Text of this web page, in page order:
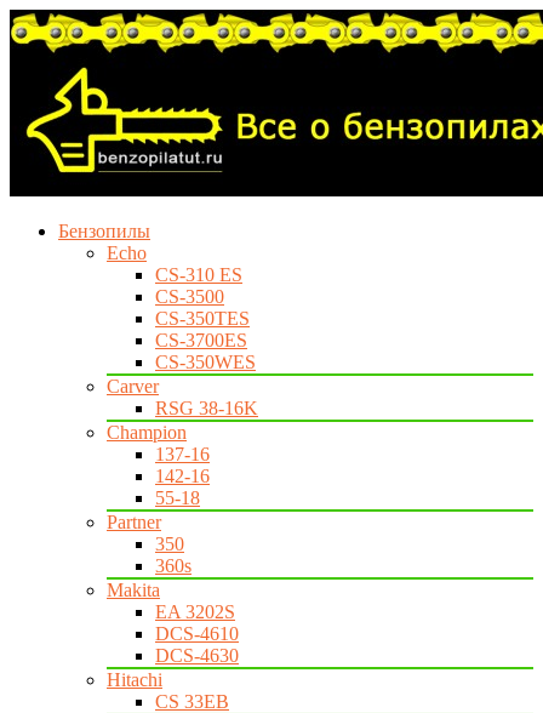
Бензопилы
Echo
CS-310 ES
CS-3500
CS-350TES
CS-3700ES
CS-350WES
Carver
RSG 38-16K
Champion
137-16
142-16
55-18
Partner
350
360s
Makita
EA 3202S
DCS-4610
DCS-4630
Hitachi
CS 33EB